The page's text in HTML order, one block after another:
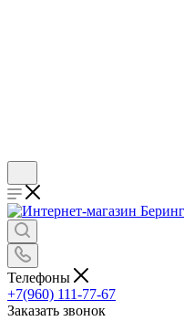
Телефоны
+7(960) 111-77-67
Заказать звонок